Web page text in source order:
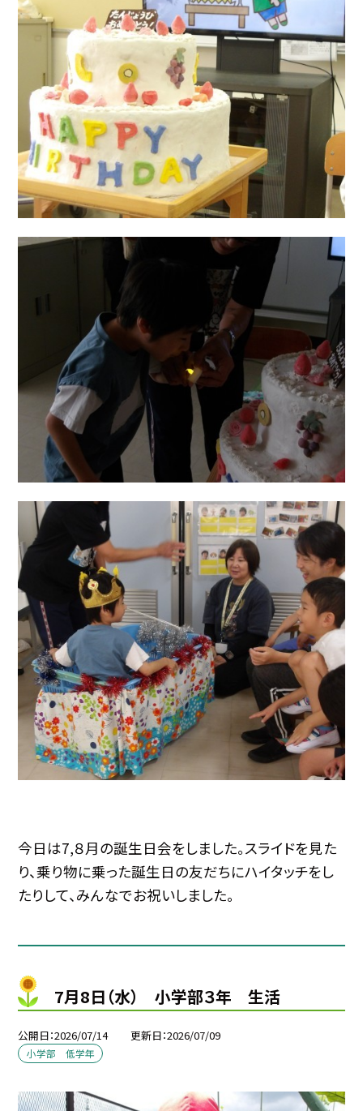
今日は7,８月の誕生日会をしました。スライドを見た
り、乗り物に乗った誕生日の友だちにハイタッチをし
たりして、みんなでお祝いしました。
7月8日（水） 小学部３年 生活
公開日 2026/07/14 更新日 2026/07/09
小学部 低学年